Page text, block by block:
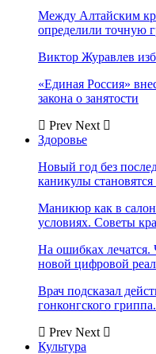
Между Алтайским
определили точную
Виктор Журавлев
«Единая Россия»
закона о занятости
Prev Next
Здоровье
Новый год без
каникулы
Маникюр как в
условиях. Советы
На ошибках лечатся.
новой цифровой
Врач подсказал
гонконгского
Prev Next
Культура